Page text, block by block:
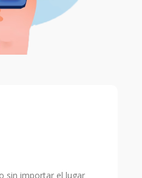
sin importar el lugar